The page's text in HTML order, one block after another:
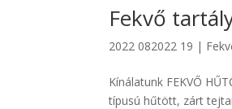
Fekvő
2022 082022 19 |
Kínálatunk FEKVŐ
típusú hűtött, zárt